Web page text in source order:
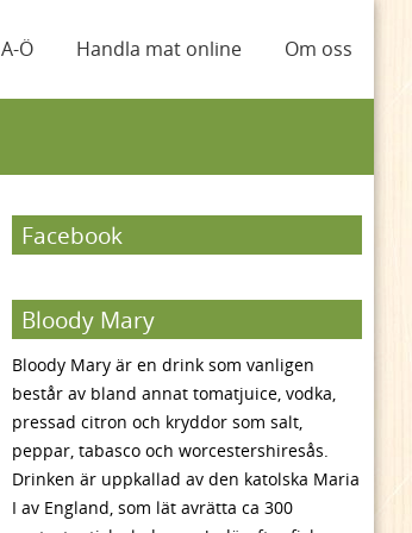
A-Ö Handla mat online Om oss
Facebook
Bloody Mary
Bloody Mary är en drink som vanligen
består av bland annat tomatjuice, vodka,
pressad citron och kryddor som salt,
peppar, tabasco och worcestershiresås.
Drinken är uppkallad av den katolska Maria
I av England, som lät avrätta ca 300